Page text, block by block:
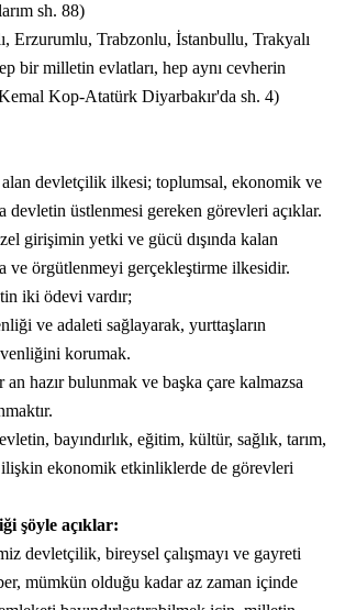
sh. 88)
Erzurumlu, Trabzonlu, İstanbullu, Trakyalı
bir milletin evlatları, hep aynı cevherin
Kop-Atatürk Diyarbakır'da sh. 4)
alan devletçilik ilkesi; toplumsal, ekonomik ve
devletin üstlenmesi gereken görevleri açıklar.
girişimin yetki ve gücü dışında kalan
ve örgütlenmeyi gerçekleştirme ilkesidir.
iki ödevi vardır;
ve adaleti sağlayarak, yurttaşların
korumak.
hazır bulunmak ve başka çare kalmazsa
bayındırlık, eğitim, kültür, sağlık, tarım,
ekonomik etkinliklerde de görevleri
şöyle açıklar:
devletçilik, bireysel çalışmayı ve gayreti
mümkün olduğu kadar az zaman içinde